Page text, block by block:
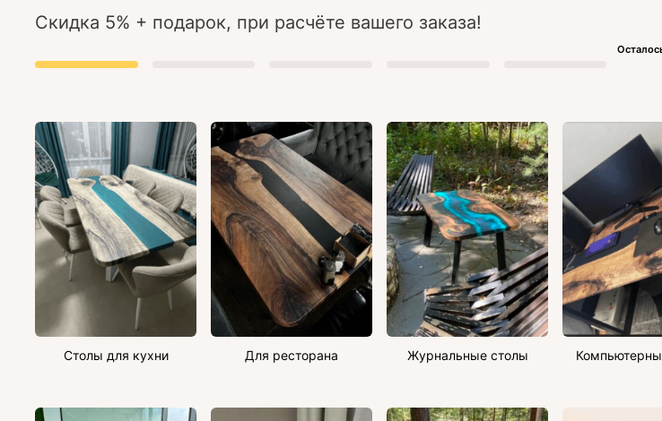
Скидка 5% + подарок, при расчёте вашего заказа!
Столы для кухни Для ресторана Журнальные столы